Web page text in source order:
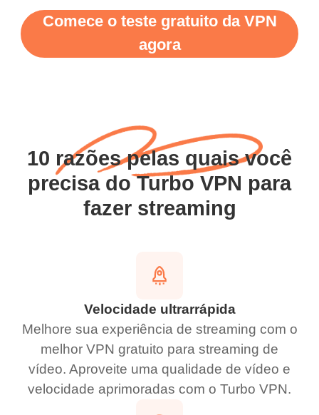
Comece o teste gratuito da VPN
agora
10 razões pelas quais você
precisa do Turbo VPN para
fazer streaming
Velocidade ultrarrápida
Melhore sua experiência de streaming com o
melhor VPN gratuito para streaming de
vídeo. Aproveite uma qualidade de vídeo e
velocidade aprimoradas com o Turbo VPN.